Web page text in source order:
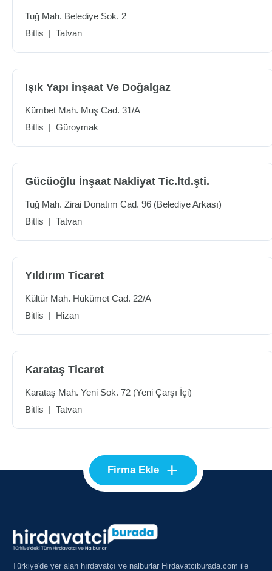
Tuğ Mah. Belediye Sok. 2
Bitlis | Tatvan
Işık Yapı İnşaat Ve Doğalgaz
Kümbet Mah. Muş Cad. 31/A
Bitlis | Güroymak
Gücüoğlu İnşaat Nakliyat Tic.ltd.şti.
Tuğ Mah. Zirai Donatım Cad. 96 (Belediye Arkası)
Bitlis | Tatvan
Yıldırım Ticaret
Kültür Mah. Hükümet Cad. 22/A
Bitlis | Hizan
Karataş Ticaret
Karataş Mah. Yeni Sok. 72 (Yeni Çarşı İçi)
Bitlis | Tatvan
Firma Ekle +
Türkiye'de yer alan hırdavatçı ve nalburlar Hirdavatciburada.com ile